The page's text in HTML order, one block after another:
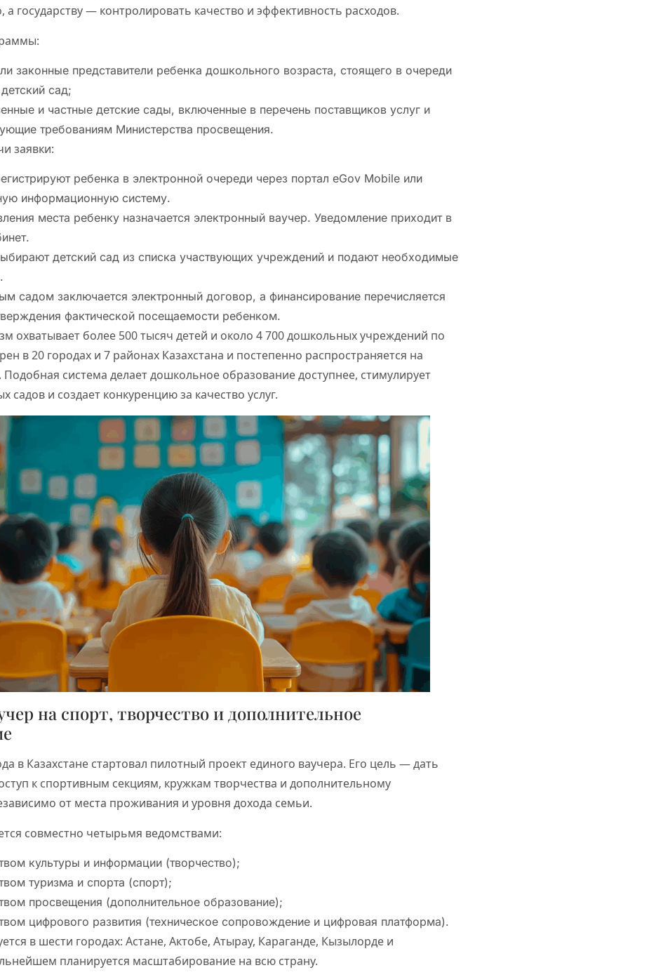
а государству — контролировать качество и эффективность расходов.
законные представители ребенка дошкольного возраста, стоящего в очереди
сад;
и частные детские сады, включенные в перечень поставщиков услуг и
требованиям Министерства просвещения.
заявки:
ребенка в электронной очереди через портал eGov Mobile или
информационную систему.
места ребенку назначается электронный ваучер. Уведомление приходит в
детский сад из списка участвующих учреждений и подают необходимые
садом заключается электронный договор, а финансирование перечисляется
фактической посещаемости ребенком.
охватывает более 500 тысяч детей и около 4 700 дошкольных учреждений по
в 20 городах и 7 районах Казахстана и постепенно распространяется на
Подобная система делает дошкольное образование доступнее, стимулирует
садов и создает конкуренцию за качество услуг.
на спорт, творчество и дополнительное
в Казахстане стартовал пилотный проект единого ваучера. Его цель — дать
к спортивным секциям, кружкам творчества и дополнительному
от места проживания и уровня дохода семьи.
совместно четырьмя ведомствами:
культуры и информации (творчество);
туризма и спорта (спорт);
просвещения (дополнительное образование);
цифрового развития (техническое сопровождение и цифровая платформа).
в шести городах: Астане, Актобе, Атырау, Караганде, Кызылорде и
планируется масштабирование на всю страну.